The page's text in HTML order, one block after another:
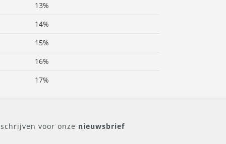
13%
14%
15%
16%
17%
voor onze nieuwsbrief